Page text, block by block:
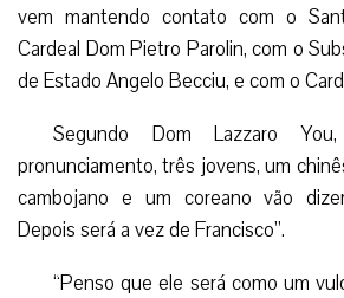
vem mantendo contato com o
Cardeal Dom Pietro Parolin, com o
de Estado Angelo Becciu, e com o
Segundo Dom Lazzaro
pronunciamento, três jovens, um
cambojano e um coreano vão
Depois será a vez de Francisco”.
“Penso que ele será como um